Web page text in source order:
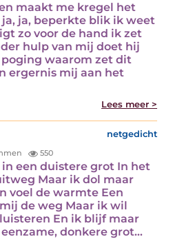
maakt me kregel het
ja, beperkte blik ik weet
zo voor de hand ik zet
hulp van mij doet hij
waarom zet dit
ergernis mij aan het
Lees meer >
netgedicht
550
een duistere grot In het
Maar ik dol maar
voel de warmte Een
de weg Maar ik wil
En ik blijf maar
donkere grot…